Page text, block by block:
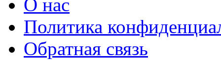
О нас
Политика
Обратная связь